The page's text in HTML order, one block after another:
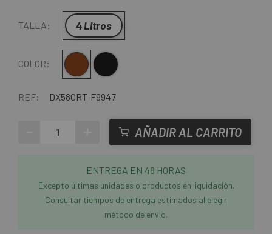
TALLA: 4 Litros
COLOR: Marrón Negro
REF: DX58ORT-F9947
AÑADIR AL CARRITO
ENTREGA EN 48 HORAS
Excepto últimas unidades o productos en liquidación.
Consultar tiempos de entrega estimados al elegir
método de envío.